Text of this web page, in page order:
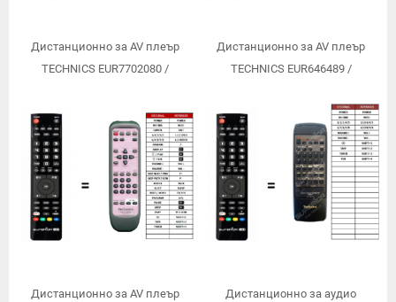
Дистанционно за AV плеър
TECHNICS EUR7702080 /
Дистанционно за AV плеър
TECHNICS EUR646489 /
Дистанционно за AV плеър
Дистанционно за аудио